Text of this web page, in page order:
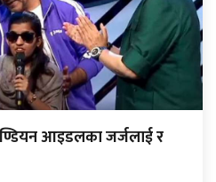
आइडलका जर्जलाई र